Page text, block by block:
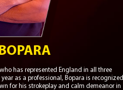
has represented England in all three
as a professional, Bopara is recognized
for his strokeplay and calm demeanor in